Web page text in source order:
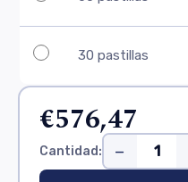
30 pastillas
€576,47
Cantidad: −